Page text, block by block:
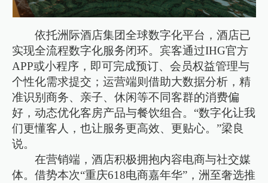
依托洲际酒店集团全球数字化平台，酒店已
实现全流程数字化服务闭环。宾客通过IHG官方
APP或小程序，即可完成预订、会员权益管理与
个性化需求提交；运营端则借助大数据分析，精
准识别商务、亲子、休闲等不同客群的消费偏
好，动态优化客房产品与餐饮组合。“数字化让我
们更懂客人，也让服务更高效、更贴心。”梁良
说。
在营销端，酒店积极拥抱内容电商与社交媒
体。借势本次“重庆618电商嘉年华”，洲至奢选推